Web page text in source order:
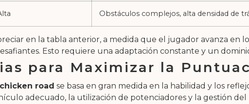
Obstáculos complejos, alta densidad de
en la tabla anterior, a medida que el jugador avanza en
Esto requiere una adaptación constante y un
para Maximizar la
road se basa en gran medida en la habilidad y los
adecuado, la utilización de potenciadores y la gestión